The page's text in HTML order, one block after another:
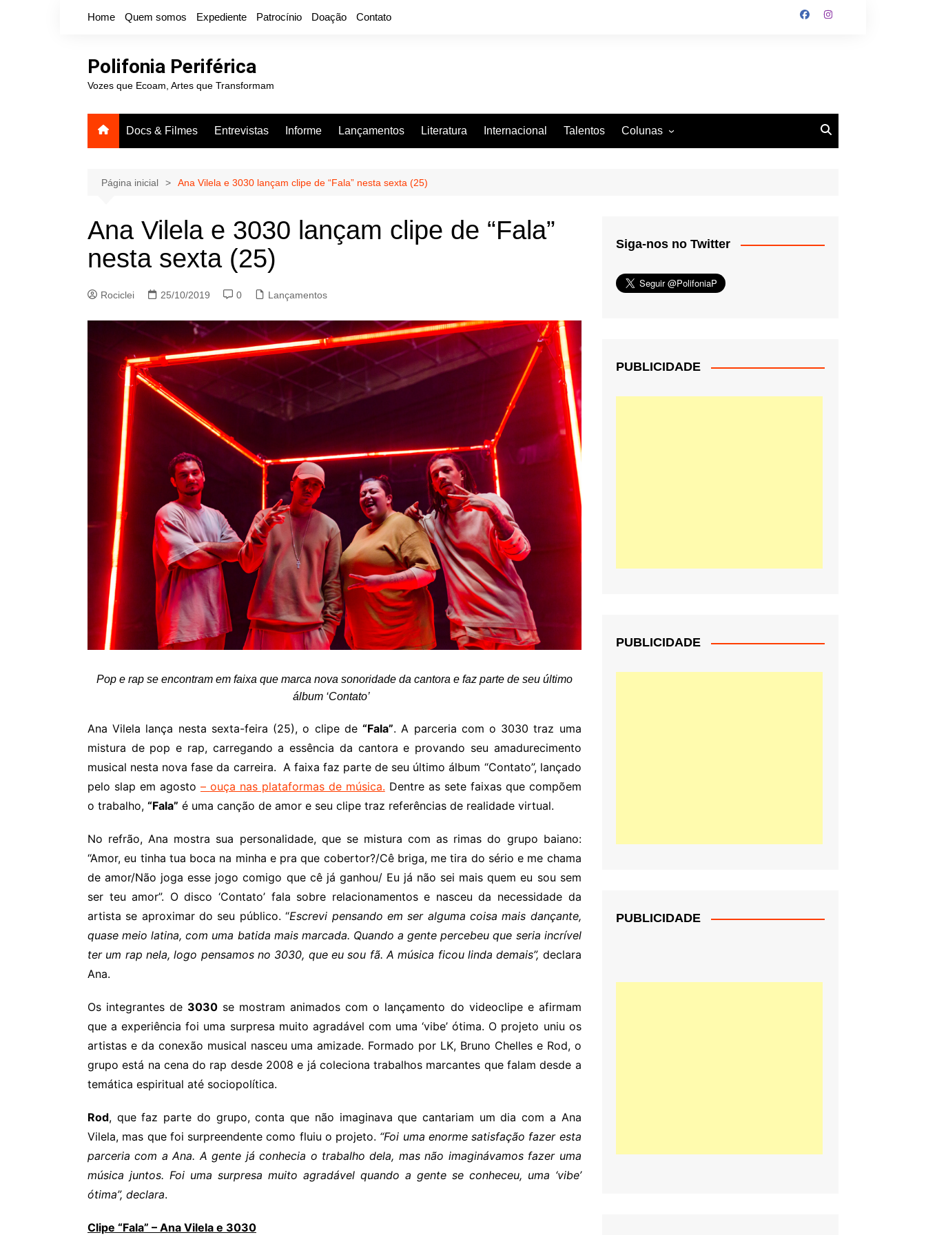
Home Quem somos Expediente Patrocínio Doação Contato
Polifonia Periférica
Vozes que Ecoam, Artes que Transformam
Docs & Filmes Entrevistas Informe Lançamentos Literatura Internacional Talentos Colunas
Página inicial Ana Vilela e 3030 lançam clipe de “Fala” nesta sexta (25)
Ana Vilela e 3030 lançam clipe de “Fala”
nesta sexta (25)
Rociclei 25/10/2019 0 Lançamentos
Pop e rap se encontram em faixa que marca nova sonoridade da cantora e faz parte de seu último
álbum ‘Contato’
Ana Vilela lança nesta sexta-feira (25), o clipe de“Fala”. A parceria com o 3030 traz uma
mistura de pop e rap, carregando a essência da cantora e provando seu amadurecimento
musical nesta nova fase da carreira. A faixa faz parte de seu último álbum “Contato”, lançado
pelo slap em agosto – ouça nas plataformas de música. Dentre as sete faixas que compõem
o trabalho, “Fala” é uma canção de amor e seu clipe traz referências de realidade virtual.
No refrão, Ana mostra sua personalidade, que se mistura com as rimas do grupo baiano:
“Amor, eu tinha tua boca na minha e pra que cobertor?/Cê briga, me tira do sério e me chama
de amor/Não joga esse jogo comigo que cê já ganhou/ Eu já não sei mais quem eu sou sem
ser teu amor”. O disco ‘Contato’ fala sobre relacionamentos e nasceu da necessidade da
artista se aproximar do seu público. “Escrevi pensando em ser alguma coisa mais dançante,
quase meio latina, com uma batida mais marcada. Quando a gente percebeu que seria incrível
ter um rap nela, logo pensamos no 3030, que eu sou fã. A música ficou linda demais”, declara
Ana.
Os integrantes de 3030 se mostram animados com o lançamento do videoclipe e afirmam
que a experiência foi uma surpresa muito agradável com uma ‘vibe’ ótima. O projeto uniu os
artistas e da conexão musical nasceu uma amizade. Formado por LK, Bruno Chelles e Rod, o
grupo está na cena do rap desde 2008 e já coleciona trabalhos marcantes que falam desde a
temática espiritual até sociopolítica.
Rod, que faz parte do grupo, conta que não imaginava que cantariam um dia com a Ana
Vilela, mas que foi surpreendente como fluiu o projeto. “Foi uma enorme satisfação fazer esta
parceria com a Ana. A gente já conhecia o trabalho dela, mas não imaginávamos fazer uma
música juntos. Foi uma surpresa muito agradável quando a gente se conheceu, uma ‘vibe’
ótima”, declara.
Clipe “Fala” – Ana Vilela e 3030
Siga-nos no Twitter
PUBLICIDADE
PUBLICIDADE
PUBLICIDADE